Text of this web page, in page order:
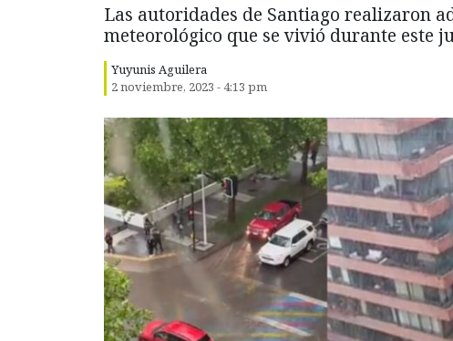
Las autoridades de Santiago realizaron
meteorológico que se vivió durante este
Yuyunis Aguilera
2 noviembre, 2023 - 4:13 pm